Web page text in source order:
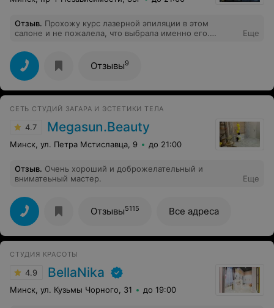
Отзыв. Прохожу курс лазерной эпиляции в этом
салоне и не пожалела, что выбрала именно его.
делает очень аккуратно. Всегда найдут подходящее
время и запишут- это очень важно. Спасибо большое
Еще
Отзывы9
СЕТЬ СТУДИЙ ЗАГАРА И ЭСТЕТИКИ ТЕЛА
4.7 Megasun.Beauty
Минск, ул. Петра Мстиславца, 9 до 21:00
Отзыв. Очень хороший и доброжелательный и
вниматеьный мастер.
Еще
Отзывы5115 Все адреса
СТУДИЯ КРАСОТЫ
4.9 BellaNika
Минск, ул. Кузьмы Чорного, 31 до 19:00